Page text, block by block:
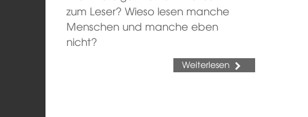
zum Leser? Wieso lesen manche
Menschen und manche eben
nicht?
Weiterlesen